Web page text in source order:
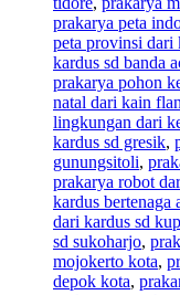
prakarya peta
peta provinsi dari
kardus sd banda
prakarya pohon
natal dari kain
lingkungan dari
kardus sd gresik,
gunungsitoli,
prakarya robot
kardus bertenaga
dari kardus sd
sd sukoharjo,
mojokerto kota,
depok kota,